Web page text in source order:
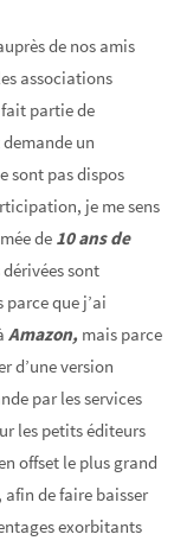
de nos amis
associations
partie de
un
sont pas dispos
je me sens
de 10 ans de
sont
parce que j’ai
Amazon, mais parce
d’une version
par les services
les petits éditeurs
offset le plus grand
afin de faire baisser
exorbitants